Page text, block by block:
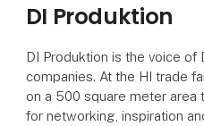
DI Produktion
DI Produktion is the voice of
companies. At the HI trade
on a 500 square meter area
for networking, inspiration